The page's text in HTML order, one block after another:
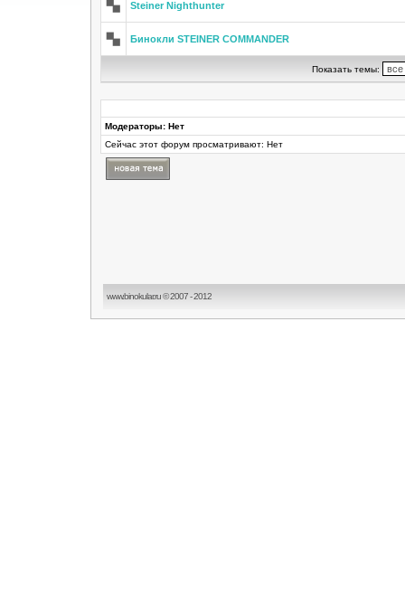
Steiner Nighthunter
Бинокли STEINER COMMANDER
Показать темы:
Модераторы: Нет
Сейчас этот форум просматривают: Нет
www.binokular.ru © 2007 - 2012